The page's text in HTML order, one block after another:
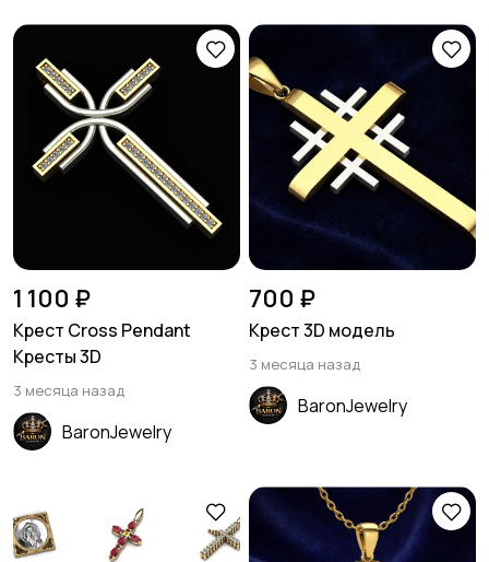
1 100 ₽
Крест Cross Pendant
Кресты 3D
3 месяца назад
BaronJewelry
700 ₽
Крест 3D модель
3 месяца назад
BaronJewelry